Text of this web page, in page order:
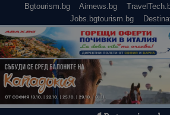
Bgtourism.bg Airnews.bg
Jobs.bgtourism.bg